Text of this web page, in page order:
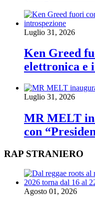
Luglio 31, 2026
Ken Greed
elettronica e
Luglio 31, 2026
MR MELT
con
RAP STRANIERO
Agosto 01, 2026